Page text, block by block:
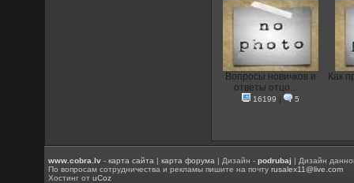
Вопросы новичков и
ответы отцо...
16199 | 5
Как
www.cobra.lv -карта сайта |карта форума | Дизайн -podrubaj | Дизайн
По вопросам сотрудничества и рекламы пишите на почтуrusalex11@live.com
Хостинг отuCoz